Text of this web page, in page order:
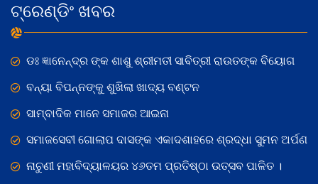
ଟ୍ରେଣ୍ଡିଂ ଖବର
ଡଃ ଜ୍ଞାନେନ୍ଦ୍ର ଙ୍କ ଶାଶୁ ଶ୍ରୀମତୀ ସାବିତ୍ରୀ ରାଉତଙ୍କ ବିୟୋଗ
ବନ୍ୟା ବିପନ୍ନଙ୍କୁ ଶୁଖିଲା ଖାଦ୍ୟ ବଣ୍ଟନ
ସାମ୍ବାଦିକ ମାନେ ସମାଜର ଆଇନା
ସମାଜସେବୀ ଗୋଲାପ ଦାସଙ୍କ ଏକାଦଶାହରେ ଶ୍ରଦ୍ଧା ସୁମନ ଅର୍ପଣ
ନାଚୁଣୀ ମହାବିଦ୍ୟାଳୟର ୪୬ତମ ପ୍ରତିଷ୍ଠା ଉତ୍ସବ ପାଳିତ ।